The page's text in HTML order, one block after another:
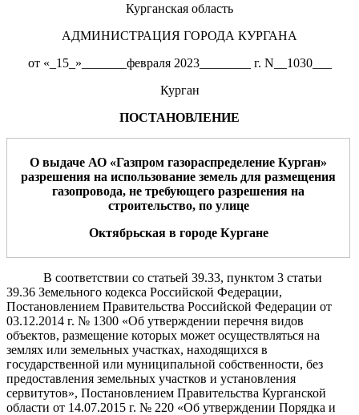
Курганская область
АДМИНИСТРАЦИЯ ГОРОДА КУРГАНА
от «_15_»_______февраля 2023________ г. N__1030___
Курган
ПОСТАНОВЛЕНИЕ
О выдаче АО «Газпром газораспределение Курган»
разрешения на использование земель для размещения
газопровода, не требующего разрешения на
строительство, по улице
Октябрьскаяв городе Кургане
В соответствии со статьей 39.33, пунктом 3 статьи
39.36 Земельного кодекса Российской Федерации,
Постановлением Правительства Российской Федерации от
03.12.2014 г. № 1300 «Об утверждении перечня видов
объектов, размещение которых может осуществляться на
землях или земельных участках, находящихся в
государственной или муниципальной собственности, без
предоставления земельных участков и установления
сервитутов», Постановлением Правительства Курганской
области от 14.07.2015 г. № 220 «Об утверждении Порядка и